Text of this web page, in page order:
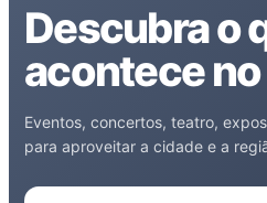
Descubra o
acontece
Eventos, concertos, teatro,
para aproveitar a cidade e a